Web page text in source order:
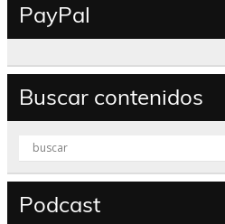
PayPal
Buscar contenidos
Podcast